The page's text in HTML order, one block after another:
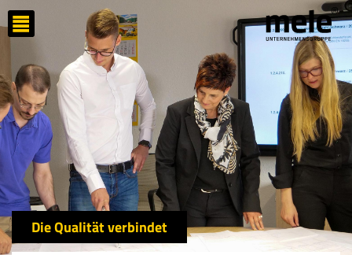
Die Qualität verbindet